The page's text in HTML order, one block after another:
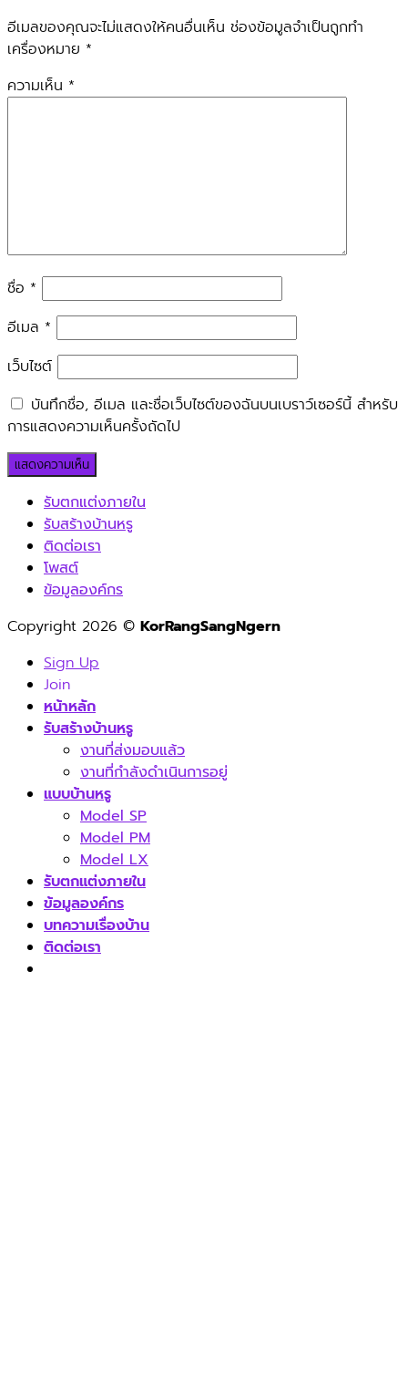
อีเมลของคุณจะไม่แสดงให้คนอื่นเห็น ช่องข้อมูลจำเป็นถูกทำ
เครื่องหมาย *
ความเห็น *
ชื่อ *
อีเมล *
เว็บไซต์
บันทึกชื่อ, อีเมล และชื่อเว็บไซต์ของฉันบนเบราว์เซอร์นี้ สำหรับ
การแสดงความเห็นครั้งถัดไป
รับตกแต่งภายใน
รับสร้างบ้านหรู
ติดต่อเรา
โพสต์
ข้อมูลองค์กร
Copyright 2026 © KorRangSangNgern
Sign Up
Join
หน้าหลัก
รับสร้างบ้านหรู
งานที่ส่งมอบแล้ว
งานที่กำลังดำเนินการอยู่
แบบบ้านหรู
Model SP
Model PM
Model LX
รับตกแต่งภายใน
ข้อมูลองค์กร
บทความเรื่องบ้าน
ติดต่อเรา